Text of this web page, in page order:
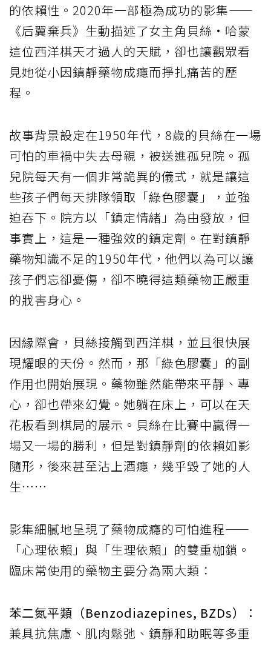
的依賴性。2020年一部極為成功的影集——
《后翼棄兵》生動描述了女主角貝絲·哈蒙
這位西洋棋天才過人的天賦，卻也讓觀眾看
見她從小因鎮靜藥物成癮而掙扎痛苦的歷
程。
故事背景設定在1950年代，8歲的貝絲在一場
可怕的車禍中失去母親，被送進孤兒院。孤
兒院每天有一個非常詭異的儀式，就是讓這
些孩子們每天排隊領取「綠色膠囊」，並強
迫吞下。院方以「鎮定情緒」為由發放，但
事實上，這是一種強效的鎮定劑。在對鎮靜
藥物知識不足的1950年代，他們以為可以讓
孩子們忘卻憂傷，卻不曉得這類藥物正嚴重
的戕害身心。
因緣際會，貝絲接觸到西洋棋，並且很快展
現耀眼的天份。然而，那「綠色膠囊」的副
作用也開始展現。藥物雖然能帶來平靜、專
心，卻也帶來幻覺。她躺在床上，可以在天
花板看到棋局的展示。貝絲在比賽中贏得一
場又一場的勝利，但是對鎮靜劑的依賴如影
隨形，後來甚至沾上酒癮，幾乎毀了她的人
生……
影集細膩地呈現了藥物成癮的可怕進程——
「心理依賴」與「生理依賴」的雙重枷鎖。
臨床常使用的藥物主要分為兩大類：
苯二氮平類（Benzodiazepines, BZDs）：
兼具抗焦慮、肌肉鬆弛、鎮靜和助眠等多重